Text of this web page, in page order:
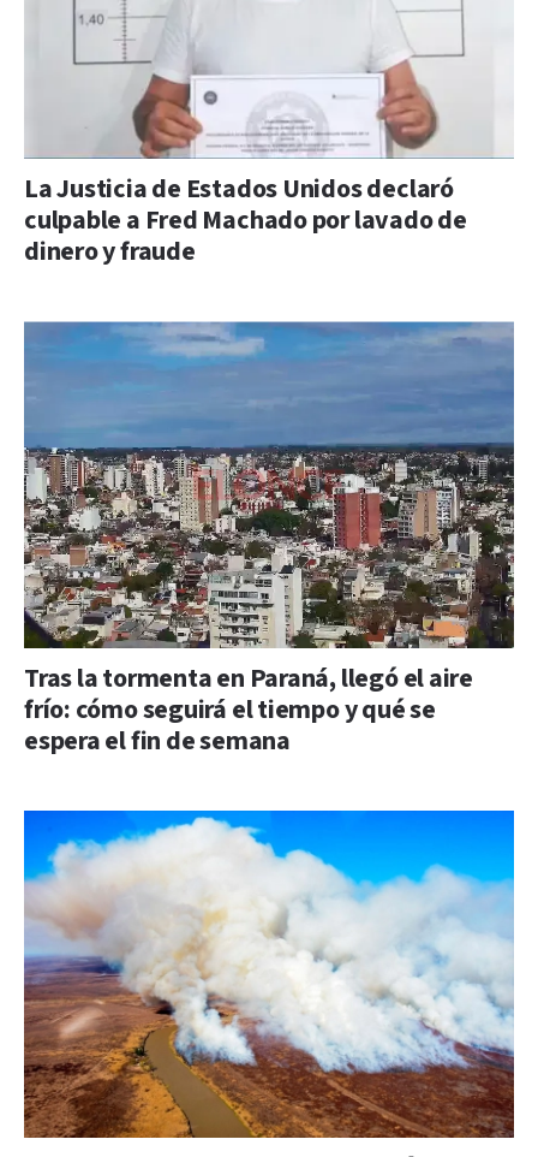
La Justicia de Estados Unidos declaró
culpable a Fred Machado por lavado de
dinero y fraude
Tras la tormenta en Paraná, llegó el aire
frío: cómo seguirá el tiempo y qué se
espera el fin de semana